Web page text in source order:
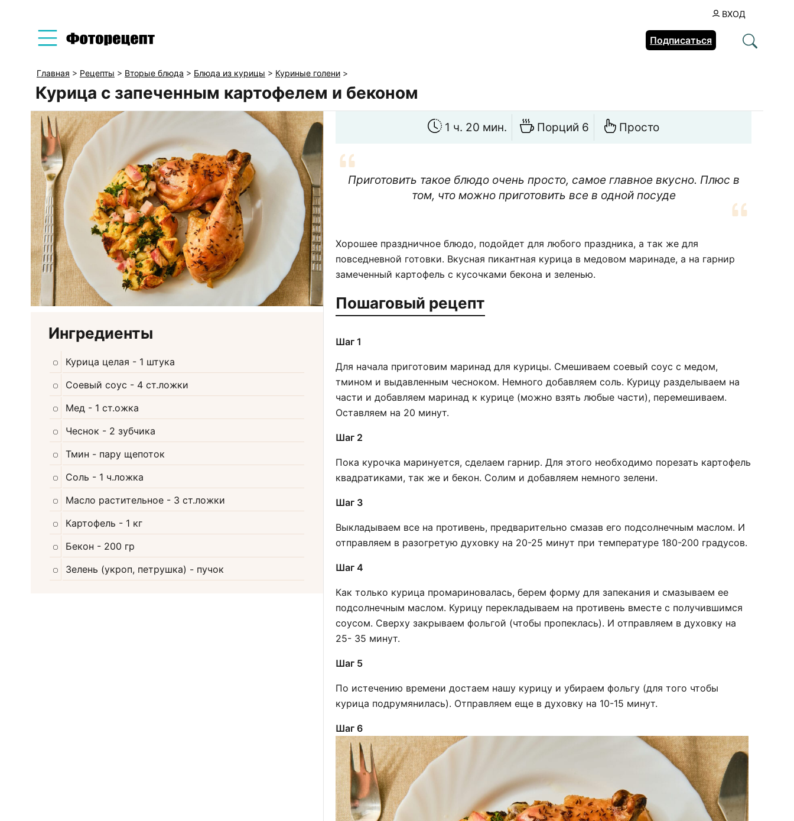
ВХОД
Подписаться
Главная > Рецепты > Вторые блюда > Блюда из курицы > Куриные голени >
Курица с запеченным картофелем и беконом
Ингредиенты
Курица целая - 1 штука
Соевый соус - 4 ст.ложки
Мед - 1 ст.ожка
Чеснок - 2 зубчика
Тмин - пару щепоток
Соль - 1 ч.ложка
Масло растительное - 3 ст.ложки
Картофель - 1 кг
Бекон - 200 гр
Зелень (укроп, петрушка) - пучок
1 ч. 20 мин. Порций 6 Просто
Приготовить такое блюдо очень просто, самое главное вкусно. Плюс в
том, что можно приготовить все в одной посуде
Хорошее праздничное блюдо, подойдет для любого праздника, а так же для
повседневной готовки. Вкусная пикантная курица в медовом маринаде, а на гарнир
замеченный картофель с кусочками бекона и зеленью.
Пошаговый рецепт
Шаг 1
Для начала приготовим маринад для курицы. Смешиваем соевый соус с медом,
тмином и выдавленным чесноком. Немного добавляем соль. Курицу разделываем на
части и добавляем маринад к курице (можно взять любые части), перемешиваем.
Оставляем на 20 минут.
Шаг 2
Пока курочка маринуется, сделаем гарнир. Для этого необходимо порезать картофель
квадратиками, так же и бекон. Солим и добавляем немного зелени.
Шаг 3
Выкладываем все на противень, предварительно смазав его подсолнечным маслом. И
отправляем в разогретую духовку на 20-25 минут при температуре 180-200 градусов.
Шаг 4
Как только курица промариновалась, берем форму для запекания и смазываем ее
подсолнечным маслом. Курицу перекладываем на противень вместе с получившимся
соусом. Сверху закрываем фольгой (чтобы пропеклась). И отправляем в духовку на
25- 35 минут.
Шаг 5
По истечению времени достаем нашу курицу и убираем фольгу (для того чтобы
курица подрумянилась). Отправляем еще в духовку на 10-15 минут.
Шаг 6